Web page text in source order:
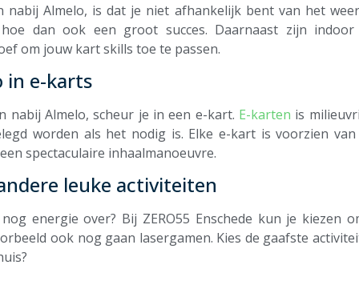
nabij Almelo, is dat je niet afhankelijk bent van het
dan ook een groot succes. Daarnaast zijn indoor
om jouw kart skills toe te passen.
in e-karts
nabij Almelo, scheur je in een e-kart. E-karten is
worden als het nodig is. Elke e-kart is voorzien
spectaculaire inhaalmanoeuvre.
leuke activiteiten
energie over? Bij ZERO55 Enschede kun je kiezen
ook nog gaan lasergamen. Kies de gaafste